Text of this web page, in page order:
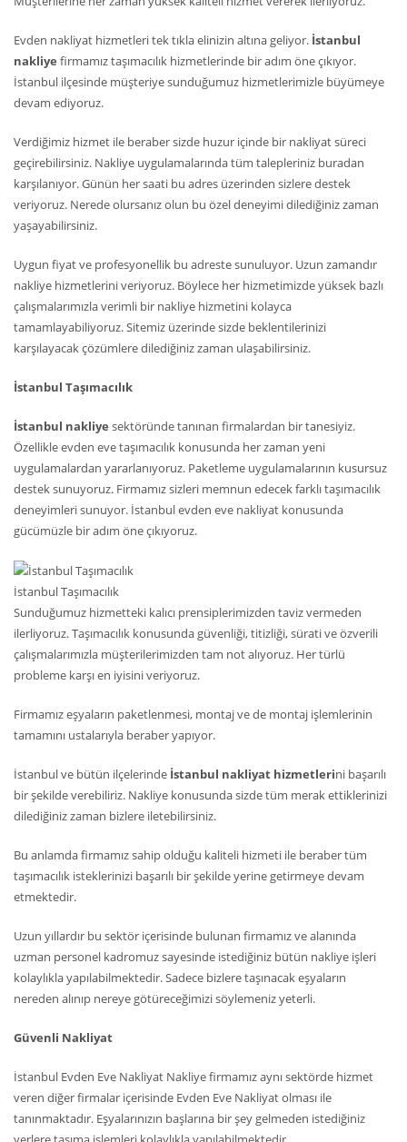
Evden nakliyat hizmetleri tek tıkla elinizin altına geliyor. İstanbul
nakliye firmamız taşımacılık hizmetlerinde bir adım öne çıkıyor.
İstanbul ilçesinde müşteriye sunduğumuz hizmetlerimizle büyümeye
devam ediyoruz.
Verdiğimiz hizmet ile beraber sizde huzur içinde bir nakliyat süreci
geçirebilirsiniz. Nakliye uygulamalarında tüm talepleriniz buradan
karşılanıyor. Günün her saati bu adres üzerinden sizlere destek
veriyoruz. Nerede olursanız olun bu özel deneyimi dilediğiniz zaman
yaşayabilirsiniz.
Uygun fiyat ve profesyonellik bu adreste sunuluyor. Uzun zamandır
nakliye hizmetlerini veriyoruz. Böylece her hizmetimizde yüksek bazlı
çalışmalarımızla verimli bir nakliye hizmetini kolayca
tamamlayabiliyoruz. Sitemiz üzerinde sizde beklentilerinizi
karşılayacak çözümlere dilediğiniz zaman ulaşabilirsiniz.
İstanbul Taşımacılık
İstanbul nakliye sektöründe tanınan firmalardan bir tanesiyiz.
Özellikle evden eve taşımacılık konusunda her zaman yeni
uygulamalardan yararlanıyoruz. Paketleme uygulamalarının kusursuz
destek sunuyoruz. Firmamız sizleri memnun edecek farklı taşımacılık
deneyimleri sunuyor. İstanbul evden eve nakliyat konusunda
gücümüzle bir adım öne çıkıyoruz.
İstanbul Taşımacılık
Sunduğumuz hizmetteki kalıcı prensiplerimizden taviz vermeden
ilerliyoruz. Taşımacılık konusunda güvenliği, titizliği, sürati ve özverili
çalışmalarımızla müşterilerimizden tam not alıyoruz. Her türlü
probleme karşı en iyisini veriyoruz.
Firmamız eşyaların paketlenmesi, montaj ve de montaj işlemlerinin
tamamını ustalarıyla beraber yapıyor.
İstanbul ve bütün ilçelerinde İstanbul nakliyat hizmetlerini başarılı
bir şekilde verebiliriz. Nakliye konusunda sizde tüm merak ettiklerinizi
dilediğiniz zaman bizlere iletebilirsiniz.
Bu anlamda firmamız sahip olduğu kaliteli hizmeti ile beraber tüm
taşımacılık isteklerinizi başarılı bir şekilde yerine getirmeye devam
etmektedir.
Uzun yıllardır bu sektör içerisinde bulunan firmamız ve alanında
uzman personel kadromuz sayesinde istediğiniz bütün nakliye işleri
kolaylıkla yapılabilmektedir. Sadece bizlere taşınacak eşyaların
nereden alınıp nereye götüreceğimizi söylemeniz yeterli.
Güvenli Nakliyat
İstanbul Evden Eve Nakliyat Nakliye firmamız aynı sektörde hizmet
veren diğer firmalar içerisinde Evden Eve Nakliyat olması ile
tanınmaktadır. Eşyalarınızın başlarına bir şey gelmeden istediğiniz